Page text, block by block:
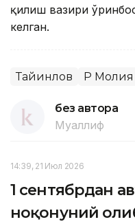
қилиш вазири
келган.
Тайинлов ҚР
без автора
Муаллиф
14:39, 21 Июл 2026
1 сентябрдан
ноқонуний